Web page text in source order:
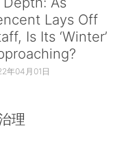
Lays Off
Is Its ‘Winter’
年04月01日
理